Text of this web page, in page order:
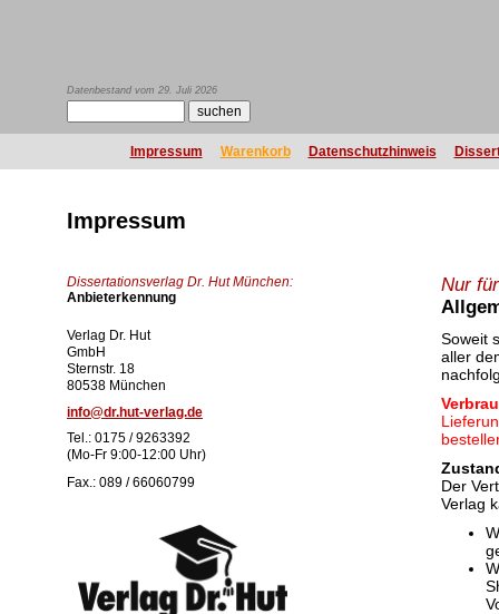
Datenbestand vom 29. Juli 2026
Impressum Warenkorb Datenschutzhinweis
Impressum
Dissertationsverlag Dr. Hut München:
Anbieterkennung
Verlag Dr. Hut
GmbH
Sternstr. 18
80538 München
info@dr.hut-verlag.de
Tel.: 0175 / 9263392
(Mo-Fr 9:00-12:00 Uhr)
Fax.: 089 / 66060799
Nur
Soweit
aller
Der
Verlag